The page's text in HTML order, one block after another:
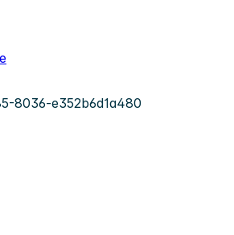
8036-e352b6d1a480